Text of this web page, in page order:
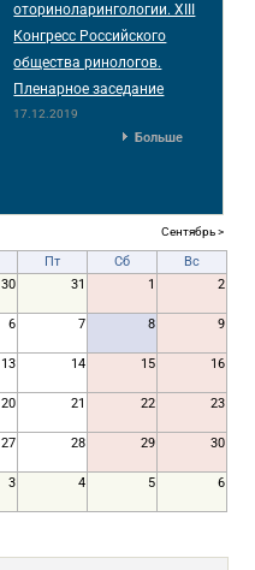
оториноларингологии. XIII
Конгресс Российского
общества ринологов.
Пленарное заседание
17.12.2019
Больше
Сентябрь >
Пт Сб
Вс
30 31 1 2
6 7 8 9
13 14 15 16
20 21 22 23
27 28 29 30
3 4 5 6